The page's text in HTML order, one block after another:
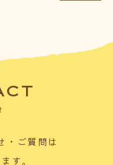
・ご質問は
す。